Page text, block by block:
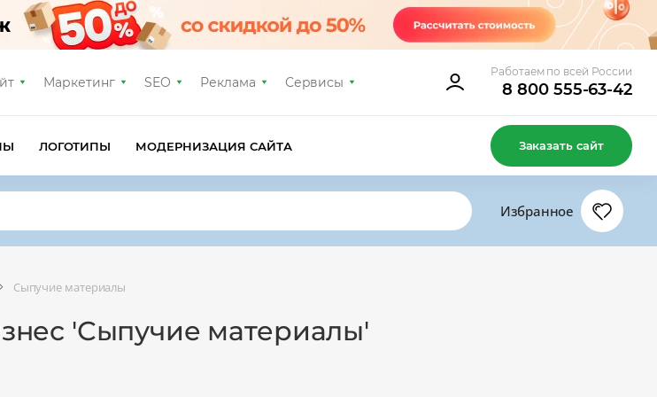
Маркетинг SEO Реклама Сервисы
Работаем по всей России
8 800 555-63-42
ЛОГОТИПЫ МОДЕРНИЗАЦИЯ САЙТА Заказать сайт
Избранное
Сыпучие материалы
'Сыпучие материалы'